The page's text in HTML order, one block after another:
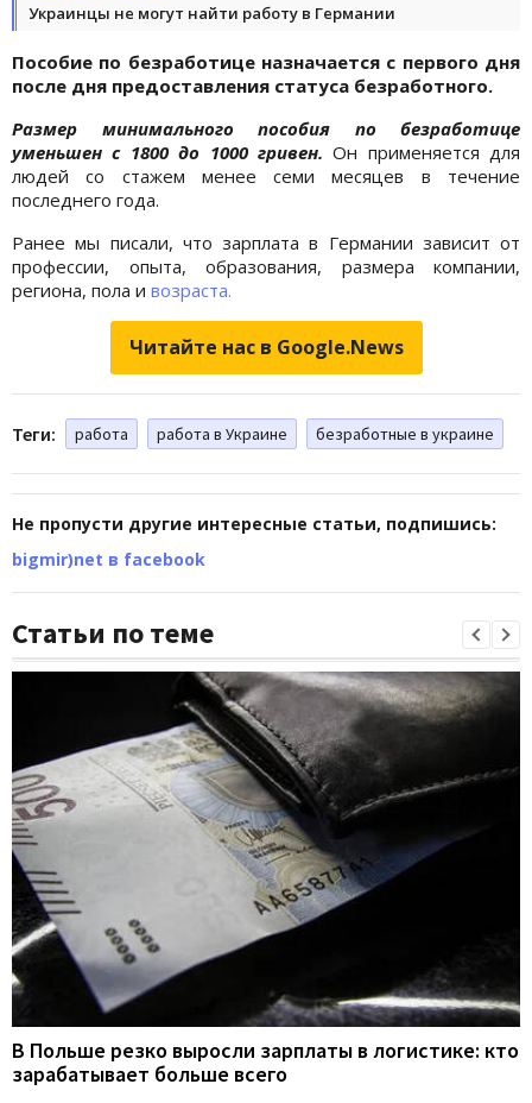
Украинцы не могут найти работу в Германии
Пособие по безработице назначается с первого дня
после дня предоставления статуса безработного.
Размер минимального пособия по безработице
уменьшен с 1800 до 1000 гривен. Он применяется для
людей со стажем менее семи месяцев в течение
последнего года.
Ранее мы писали, что зарплата в Германии зависит от
профессии, опыта, образования, размера компании,
региона, пола и возраста.
Читайте нас в Google.News
Теги: работа работа в Украине безработные в украине
Не пропусти другие интересные статьи, подпишись:
bigmir)net в facebook
Статьи по теме
В Польше резко выросли зарплаты в логистике: кто
зарабатывает больше всего